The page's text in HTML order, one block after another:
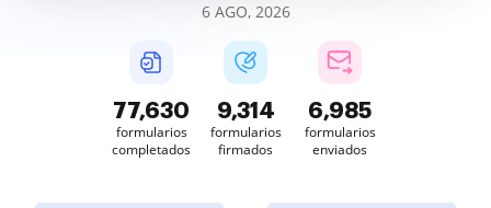
6 AGO, 2026
77,630
formularios
completados
9,314
formularios
firmados
6,986
formularios
enviados